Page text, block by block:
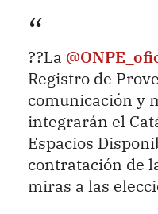
??La
Registro de
comunicación y
integrarán el
Espacios
contratación de
miras a las